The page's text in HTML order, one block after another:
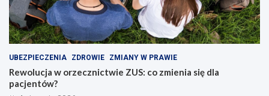
UBEZPIECZENIA ZDROWIE ZMIANY W PRAWIE
Rewolucja w orzecznictwie ZUS: co zmienia się dla
pacjentów?